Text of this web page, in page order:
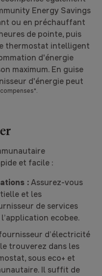
Energy Savings
ou en préchauffant
de pointe, puis
thermostat intelligent
d'énergie
maximum. En guise
d'énergie peut
et facile :
:Assurez-vous
et les
de services
ecobee.
d’électricité
trouverez dans les
sous eco+ et
Il suffit de